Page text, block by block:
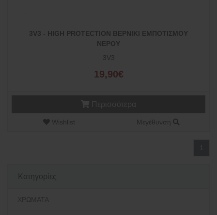
Κατηγορίες
ΧΡΩΜΑΤΑ
3V3 - HIGH PROTECTION ΒΕΡΝΙΚΙ ΕΜΠΟΤΙΣΜΟΥ
ΝΕΡΟΥ
3V3
19,90€
Wishlist Μεγέθυνση